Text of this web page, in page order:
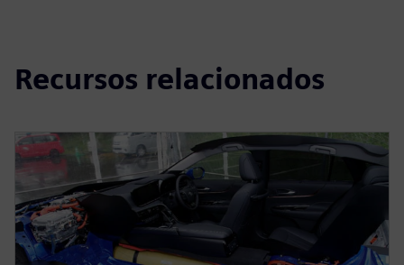
Recursos relacionados